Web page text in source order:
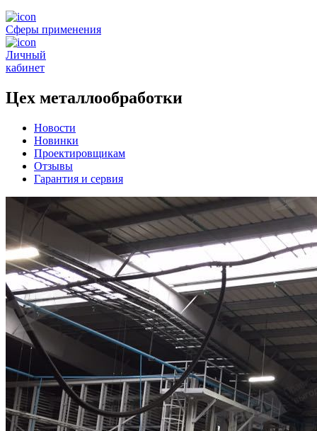
Сферы применения
Личный
кабинет
Цех металлообработки
Новости
Новинки
Проектировщикам
Отзывы
Гарантия и сервия